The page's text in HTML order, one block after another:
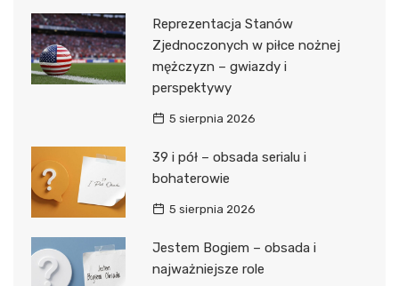
Reprezentacja Stanów
Zjednoczonych w piłce nożnej
mężczyzn – gwiazdy i
perspektywy
5 sierpnia 2026
39 i pół – obsada serialu i
bohaterowie
5 sierpnia 2026
Jestem Bogiem – obsada i
najważniejsze role